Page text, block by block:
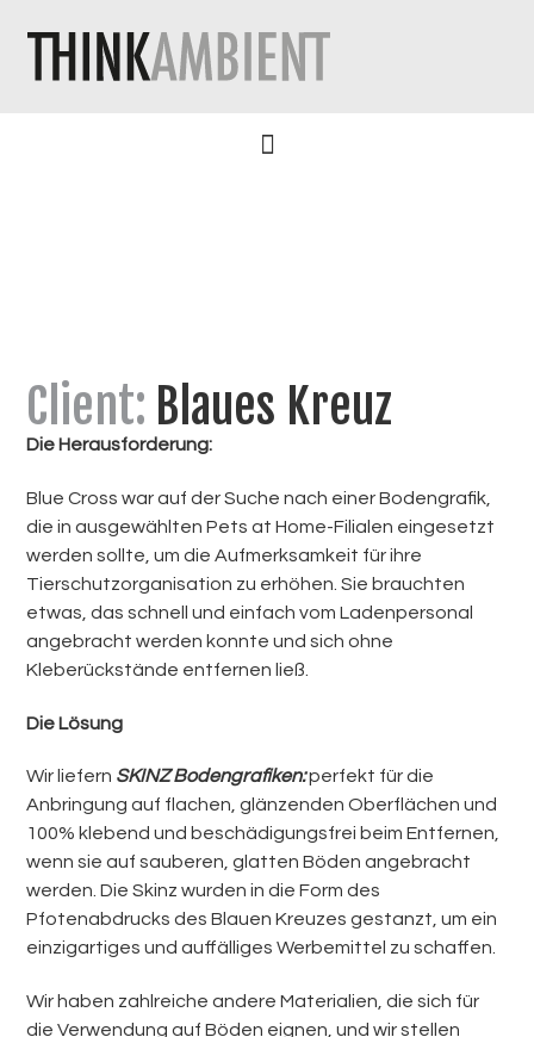
Client: Blaues Kreuz
Die Herausforderung:
Blue Cross war auf der Suche nach einer Bodengrafik,
die in ausgewählten Pets at Home-Filialen eingesetzt
werden sollte, um die Aufmerksamkeit für ihre
Tierschutzorganisation zu erhöhen. Sie brauchten
etwas, das schnell und einfach vom Ladenpersonal
angebracht werden konnte und sich ohne
Kleberückstände entfernen ließ.
Die Lösung
Wir liefern SKINZ Bodengrafiken:perfekt für die
Anbringung auf flachen, glänzenden Oberflächen und
100% klebend und beschädigungsfrei beim Entfernen,
wenn sie auf sauberen, glatten Böden angebracht
werden. Die Skinz wurden in die Form des
Pfotenabdrucks des Blauen Kreuzes gestanzt, um ein
einzigartiges und auffälliges Werbemittel zu schaffen.
Wir haben zahlreiche andere Materialien, die sich für
die Verwendung auf Böden eignen, und wir stellen